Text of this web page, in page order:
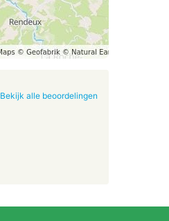
Bekijk alle beoordelingen